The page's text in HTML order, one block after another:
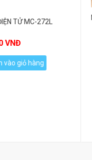
TỬ MC-272L
VNĐ
vào giỏ hàng